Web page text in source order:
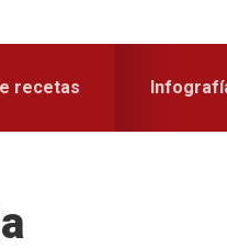
recetas